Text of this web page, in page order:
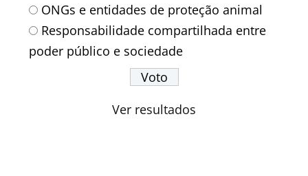
ONGs e entidades de proteção animal
Responsabilidade compartilhada entre
poder público e sociedade
Ver resultados